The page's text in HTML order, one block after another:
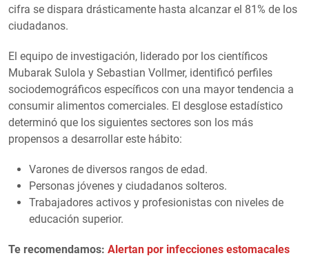
cifra se dispara drásticamente hasta alcanzar el 81% de los
ciudadanos.
El equipo de investigación, liderado por los científicos
Mubarak Sulola y Sebastian Vollmer, identificó perfiles
sociodemográficos específicos con una mayor tendencia a
consumir alimentos comerciales. El desglose estadístico
determinó que los siguientes sectores son los más
propensos a desarrollar este hábito:
Varones de diversos rangos de edad.
Personas jóvenes y ciudadanos solteros.
Trabajadores activos y profesionistas con niveles de
educación superior.
Te recomendamos: Alertan por infecciones estomacales